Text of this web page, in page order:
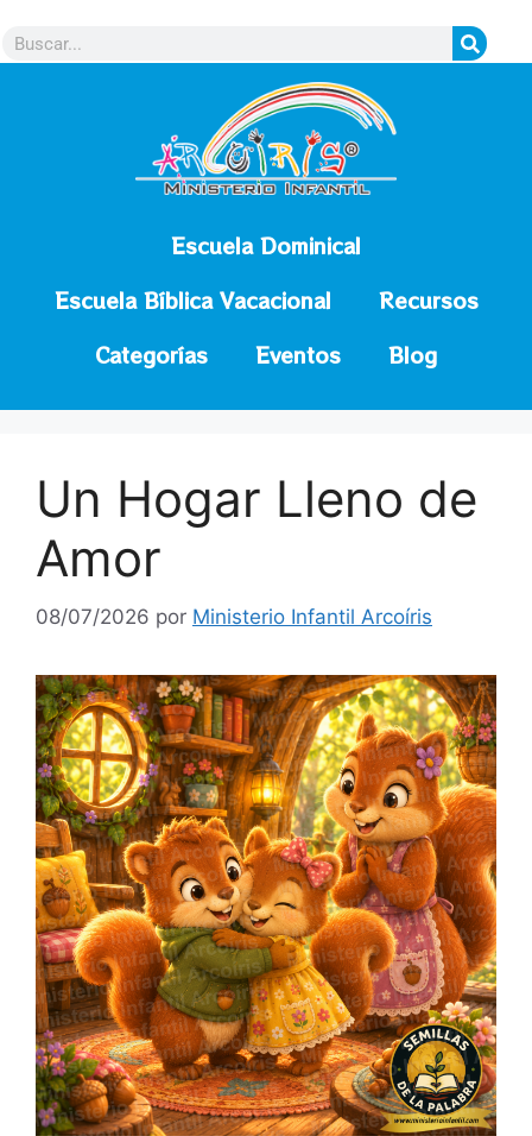
Escuela Dominical
Escuela Bíblica Vacacional
Recursos
Categorías
Eventos Blog
Un Hogar Lleno de
Amor
08/07/2026 por Ministerio Infantil Arcoíris